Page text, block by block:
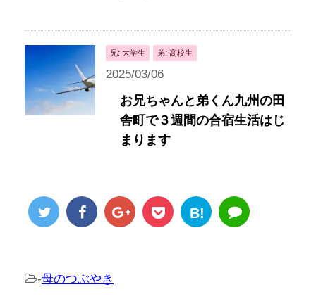
兄: 大学生 弟: 高校生
2025/03/06
お兄ちゃんと弟くん九州の田
舎町で３週間の合宿生活はじ
まります
B!
-母のつぶやき